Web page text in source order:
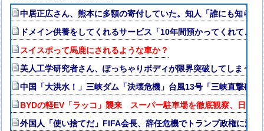
中居正広さん、熊本に多額の寄付していた。知人「誰にも知られ
ドメイン供養をしてくれるサービス「10年間預かってくれて、
スイスポって馬鹿にされるような車か？
美人工学研究者さん、ぽっちゃりボディが限界突破してしまう
中国「大洪水！」三峡ダム「決壊危機」台風13号「三峡直撃確
BYDの軽EV「ラッコ」襲来 スーパー駐車場を徹底観察、日本攻
外国人「使い捨てだ」FIFA会長、辞任危機でトランプ政権に泣